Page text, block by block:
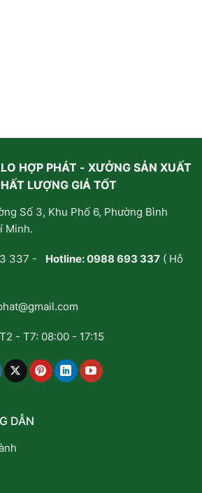
HỢP PHÁT - XƯỞNG SẢN XUẤT
LƯỢNG GIÁ TỐT
Số 3, Khu Phố 6, Phường Bình
Minh.
337 - Hotline:0988 693 337 ( Hỗ
T2 - T7: 08:00 - 17:15
DẪN